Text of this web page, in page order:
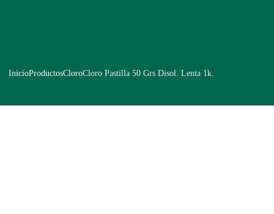
InicioProductosCloroCloro Pastilla 50 Grs Disol. Lenta 1k.